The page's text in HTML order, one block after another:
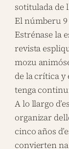
sotitulada de
El númberu
Estrénase la
revista
mozu
de la crítica y
tenga
A lo llargo
organizar
cinco años
convierten